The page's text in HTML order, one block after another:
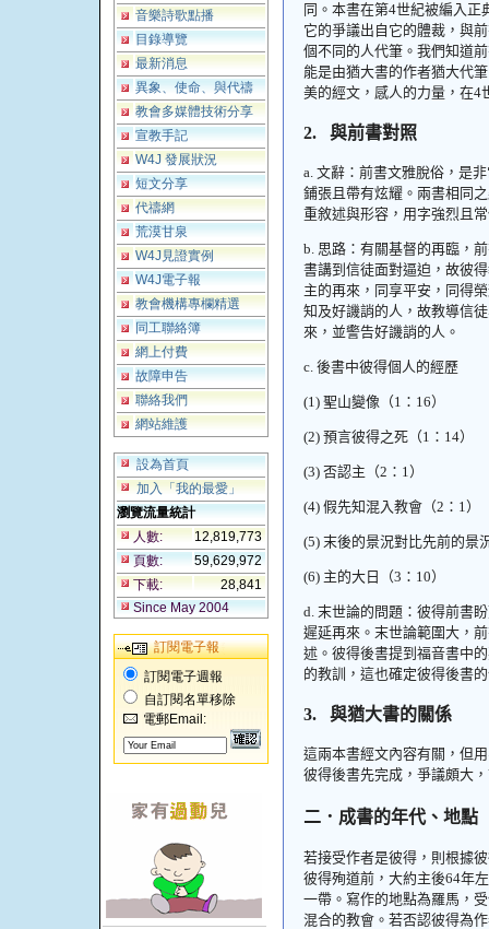
音樂詩歌點播
目錄導覽
最新消息
異象、使命、與代禱
教會多媒體技術分享
宣教手記
W4J 發展狀況
短文分享
代禱網
荒漠甘泉
W4J見證實例
W4J電子報
教會機構專欄精選
同工聯絡簿
網上付費
故障申告
聯絡我們
網站維護
設為首頁
加入「我的最愛」
瀏覽流量統計
人數:
12,819,773
頁數:
59,629,972
下載:
28,841
Since May 2004
訂閱電子報
訂閱電子週報
自訂閱名單移除
電郵Email:
同。本書在第4世紀被編入正
它的爭議出自它的體裁，與
個不同的人代筆。我們知道
能是由猶大書的作者猶大代
美的經文，感人的力量，在4
2. 與前書對照
a. 文辭：前書文雅脫俗，是
鋪張且帶有炫耀。兩書相同
重敘述與形容，用字強烈且
b. 思路：有關基督的再臨，
書講到信徒面對逼迫，故彼
主的再來，同享平安，同得
知及好譏誚的人，故教導信
來，並警告好譏誚的人。
c. 後書中彼得個人的經歷
(1) 聖山變像（1 ： 16）
(2) 預言彼得之死（1 ： 14）
(3) 否認主（2 ： 1 ）
(4) 假先知混入教會（2 ： 1 ）
(5) 末後的景況對比先前的景
(6) 主的大日（3 ： 10）
d. 末世論的問題：彼得前書
遲延再來。末世論範圍大，
述。彼得後書提到福音書中
的教訓，這也確定彼得後書
3. 與猶大書的關係
這兩本書經文內容有關，但
彼得後書先完成，爭議頗大
二．成書的年代、地點
若接受作者是彼得，則根據
彼得殉道前，大約主後64年
一帶。寫作的地點為羅馬，
混合的教會。若否認彼得為